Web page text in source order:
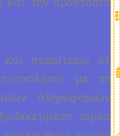
περαιτέρω εξ
με τη
πληροφοριών
τομέα